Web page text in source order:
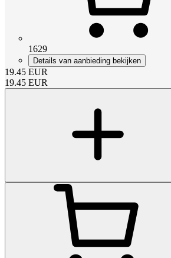
1629
Details van aanbieding bekijken
19.45 EUR
19.45 EUR